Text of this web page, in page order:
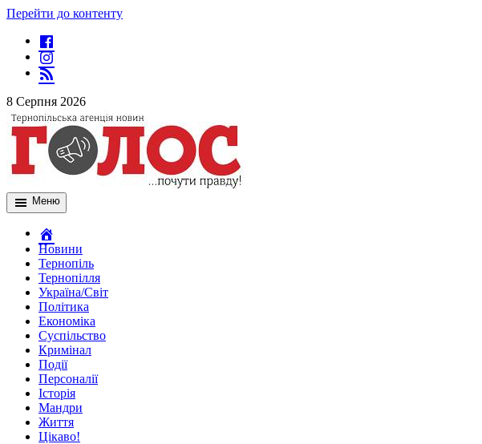
Перейти до контенту
8 Серпня 2026
Меню
Новини
Тернопіль
Тернопілля
Україна/Світ
Політика
Економіка
Суспільство
Кримінал
Події
Персоналії
Історія
Мандри
Життя
Цікаво!